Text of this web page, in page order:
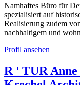
Namhaftes Büro für
spezialisiert auf
Realisierung zudem
nachhaltigem und
Profil ansehen
R ' TUR